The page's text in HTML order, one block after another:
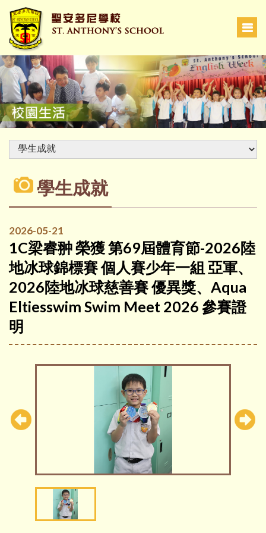
學生成就
2026-05-21
1C梁睿翀 榮獲 第69屆體育節-2026陸
地冰球錦標賽 個人賽少年一組 亞軍、
2026陸地冰球慈善賽 優異獎、Aqua
Eltiesswim Swim Meet 2026 參賽證
明